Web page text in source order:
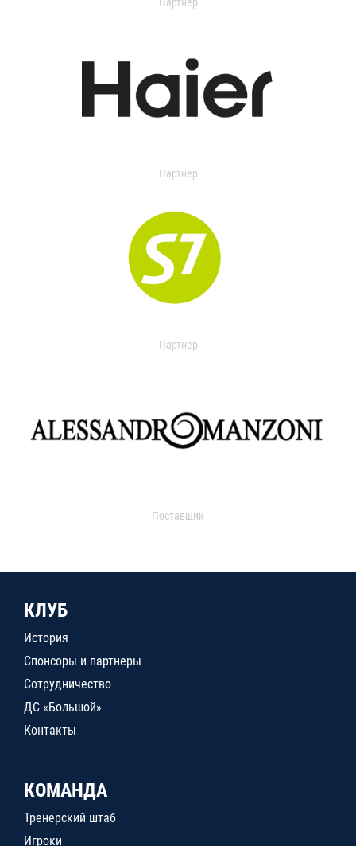
Партнер
Партнер
Поставщик
КЛУБ
История
Спонсоры и партнеры
Сотрудничество
ДС «Большой»
Контакты
КОМАНДА
Тренерский штаб
Игроки